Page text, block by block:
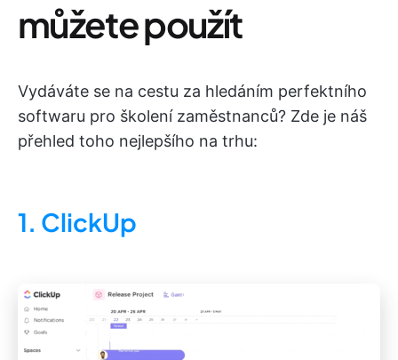
můžete použít
Vydáváte se na cestu za hledáním perfektního
softwaru pro školení zaměstnanců? Zde je náš
přehled toho nejlepšího na trhu:
1. ClickUp